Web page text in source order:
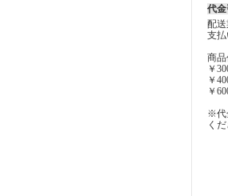
代
配
支払
商品
￥
￥
￥
※代
くだ